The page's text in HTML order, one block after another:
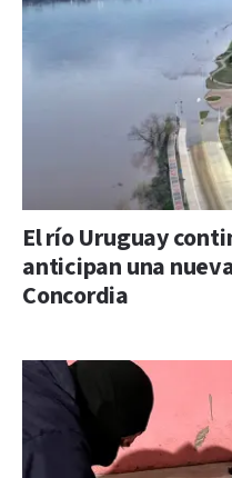
El río Uruguay
anticipan una
Concordia